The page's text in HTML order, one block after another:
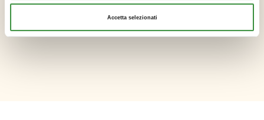
Accetta selezionati
quam, adipiscing condimentum tristique vel.